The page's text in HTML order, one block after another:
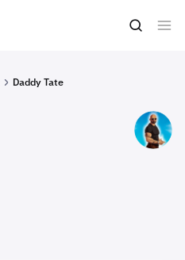
Daddy Tate
Kup DADDY
DADDY